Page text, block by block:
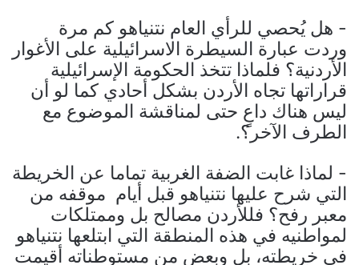
‌- هل يُحصي للرأي العام نتنياهو كم مرة
وردت عبارة السيطرة الاسرائيلية على الأغوار
الأردنية؟ فلماذا تتخذ الحكومة الإسرائيلية
قراراتها تجاه الأردن بشكل أحادي كما لو أن
ليس هناك داعٍ حتى لمناقشة الموضوع مع
الطرف الآخر؟.
‌- لماذا غابت الضفة الغربية تماما عن الخريطة
التي شرح عليها نتنياهو قبل أيام موقفه من
معبر رفح؟ فللأردن مصالح بل وممتلكات
لمواطنيه في هذه المنطقة التي ابتلعها نتنياهو
في خريطته، بل وبعض من مستوطناته أقيمت